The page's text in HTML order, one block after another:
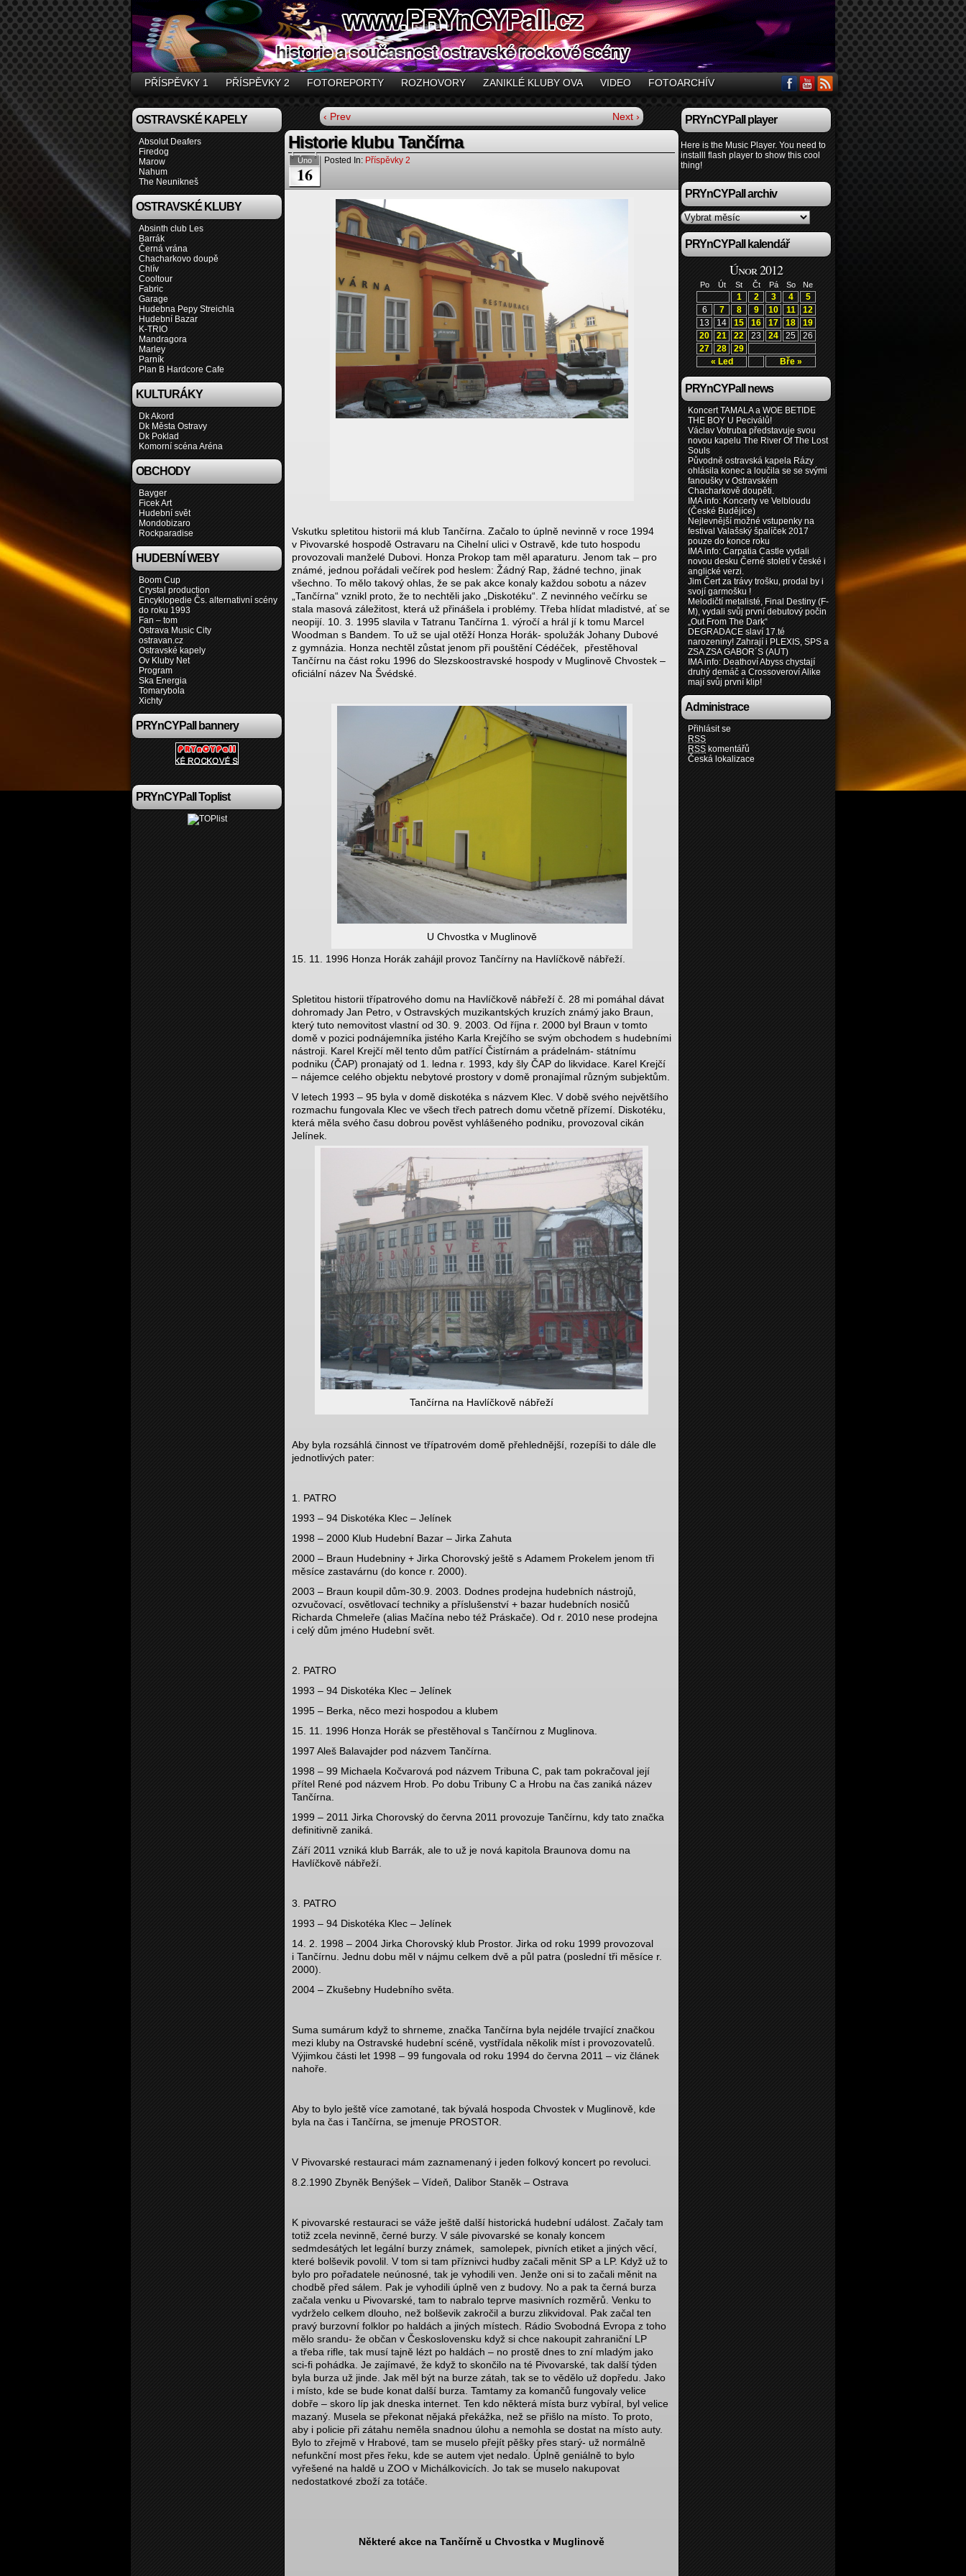
PŘÍSPĚVKY 1 PŘÍSPĚVKY 2 FOTOREPORTY ROZHOVORY ZANIKLÉ KLUBY OVA VIDEO FOTOARCHÍV
OSTRAVSKÉ KAPELY
Absolut Deafers
Firedog
Marow
Nahum
The Neunikneš
OSTRAVSKÉ KLUBY
Absinth club Les
Barrák
Černá vrána
Chacharkovo doupě
Chlív
Cooltour
Fabric
Garage
Hudebna Pepy Streichla
Hudební Bazar
K-TRIO
Mandragora
Marley
Parník
Plan B Hardcore Cafe
KULTURÁKY
Dk Akord
Dk Města Ostravy
Dk Poklad
Komorní scéna Aréna
OBCHODY
Bayger
Ficek Art
Hudební svět
Mondobizaro
Rockparadise
HUDEBNÍ WEBY
Boom Cup
Crystal production
Encyklopedie Čs. alternativní scény
do roku 1993
Fan – tom
Ostrava Music City
ostravan.cz
Ostravské kapely
Ov Kluby Net
Program
Ska Energia
Tomarybola
Xichty
PRYnCYPall bannery
PRYnCYPall Toplist
‹ Prev Next ›
Historie klubu Tančírna
Úno
16
Posted In: Příspěvky 2
Vskutku spletitou historii má klub Tančírna. Začalo to úplně nevinně v roce 1994
v Pivovarské hospodě Ostravaru na Cihelní ulici v Ostravě, kde tuto hospodu
provozovali manželé Dubovi. Honza Prokop tam měl aparaturu. Jenom tak – pro
známé, jednou pořádali večírek pod heslem: Žádný Rap, žádné techno, jinak
všechno. To mělo takový ohlas, že se pak akce konaly každou sobotu a název
„Tančírna“ vznikl proto, že to nechtěli jako „Diskotéku“. Z nevinného večírku se
stala masová záležitost, která už přinášela i problémy. Třeba hlídat mladistvé, ať se
neopijí. 10. 3. 1995 slavila v Tatranu Tančírna 1. výročí a hrál jí k tomu Marcel
Woodman s Bandem. To už se ujal otěží Honza Horák- spolužák Johany Dubové
z gymnázia. Honza nechtěl zůstat jenom při pouštění Cédéček, přestěhoval
Tančírnu na část roku 1996 do Slezskoostravské hospody v Muglinově Chvostek –
oficiální název Na Švédské.
U Chvostka v Muglinově
15. 11. 1996 Honza Horák zahájil provoz Tančírny na Havlíčkově nábřeží.
Spletitou historii třípatrového domu na Havlíčkově nábřeží č. 28 mi pomáhal dávat
dohromady Jan Petro, v Ostravských muzikantských kruzích známý jako Braun,
který tuto nemovitost vlastní od 30. 9. 2003. Od října r. 2000 byl Braun v tomto
domě v pozici podnájemníka jistého Karla Krejčího se svým obchodem s hudebními
nástroji. Karel Krejčí měl tento dům patřící Čistírnám a prádelnám- státnímu
podniku (ČAP) pronajatý od 1. ledna r. 1993, kdy šly ČAP do likvidace. Karel Krejčí
– nájemce celého objektu nebytové prostory v domě pronajímal různým subjektům.
V letech 1993 – 95 byla v domě diskotéka s názvem Klec. V době svého největšího
rozmachu fungovala Klec ve všech třech patrech domu včetně přízemí. Diskotéku,
která měla svého času dobrou pověst vyhlášeného podniku, provozoval cikán
Jelínek.
Tančírna na Havlíčkově nábřeží
Aby byla rozsáhlá činnost ve třípatrovém domě přehlednější, rozepíši to dále dle
jednotlivých pater:
1. PATRO
1993 – 94 Diskotéka Klec – Jelínek
1998 – 2000 Klub Hudební Bazar – Jirka Zahuta
2000 – Braun Hudebniny + Jirka Chorovský ještě s Adamem Prokelem jenom tři
měsíce zastavárnu (do konce r. 2000).
2003 – Braun koupil dům-30.9. 2003. Dodnes prodejna hudebních nástrojů,
ozvučovací, osvětlovací techniky a příslušenství + bazar hudebních nosičů
Richarda Chmeleře (alias Mačína nebo též Práskače). Od r. 2010 nese prodejna
i celý dům jméno Hudební svět.
2. PATRO
1993 – 94 Diskotéka Klec – Jelínek
1995 – Berka, něco mezi hospodou a klubem
15. 11. 1996 Honza Horák se přestěhoval s Tančírnou z Muglinova.
1997 Aleš Balavajder pod názvem Tančírna.
1998 – 99 Michaela Kočvarová pod názvem Tribuna C, pak tam pokračoval její
přítel René pod názvem Hrob. Po dobu Tribuny C a Hrobu na čas zaniká název
Tančírna.
1999 – 2011 Jirka Chorovský do června 2011 provozuje Tančírnu, kdy tato značka
definitivně zaniká.
Září 2011 vzniká klub Barrák, ale to už je nová kapitola Braunova domu na
Havlíčkově nábřeží.
3. PATRO
1993 – 94 Diskotéka Klec – Jelínek
14. 2. 1998 – 2004 Jirka Chorovský klub Prostor. Jirka od roku 1999 provozoval
i Tančírnu. Jednu dobu měl v nájmu celkem dvě a půl patra (poslední tři měsíce r.
2000).
2004 – Zkušebny Hudebního světa.
Suma sumárum když to shrneme, značka Tančírna byla nejdéle trvající značkou
mezi kluby na Ostravské hudební scéně, vystřídala několik míst i provozovatelů.
Výjimkou části let 1998 – 99 fungovala od roku 1994 do června 2011 – viz článek
nahoře.
Aby to bylo ještě více zamotané, tak bývalá hospoda Chvostek v Muglinově, kde
byla na čas i Tančírna, se jmenuje PROSTOR.
V Pivovarské restauraci mám zaznamenaný i jeden folkový koncert po revoluci.
8.2.1990 Zbyněk Benýšek – Vídeň, Dalibor Staněk – Ostrava
K pivovarské restauraci se váže ještě další historická hudební událost. Začaly tam
totiž zcela nevinně, černé burzy. V sále pivovarské se konaly koncem
sedmdesátých let legální burzy známek, samolepek, pivních etiket a jiných věcí,
které bolševik povolil. V tom si tam příznivci hudby začali měnit SP a LP. Když už to
bylo pro pořadatele neúnosné, tak je vyhodili ven. Jenže oni si to začali měnit na
chodbě před sálem. Pak je vyhodili úplně ven z budovy. No a pak ta černá burza
začala venku u Pivovarské, tam to nabralo teprve masivních rozměrů. Venku to
vydrželo celkem dlouho, než bolševik zakročil a burzu zlikvidoval. Pak začal ten
pravý burzovní folklor po haldách a jiných místech. Rádio Svobodná Evropa z toho
mělo srandu- že občan v Československu když si chce nakoupit zahraniční LP
a třeba rifle, tak musí tajně lézt po haldách – no prostě dnes to zní mladým jako
sci-fi pohádka. Je zajímavé, že když to skončilo na té Pivovarské, tak další týden
byla burza už jinde. Jak měl být na burze zátah, tak se to vědělo už dopředu. Jako
i místo, kde se bude konat další burza. Tamtamy za komančů fungovaly velice
dobře – skoro líp jak dneska internet. Ten kdo některá místa burz vybíral, byl velice
mazaný. Musela se překonat nějaká překážka, než se přišlo na místo. To proto,
aby i policie při zátahu neměla snadnou úlohu a nemohla se dostat na místo auty.
Bylo to zřejmě v Hrabové, tam se muselo přejít pěšky přes starý- už normálně
nefunkční most přes řeku, kde se autem vjet nedalo. Úplně geniálně to bylo
vyřešené na haldě u ZOO v Michálkovicích. Jo tak se muselo nakupovat
nedostatkové zboží za totáče.
Některé akce na Tančírně u Chvostka v Muglinově
PRYnCYPall player
Here is the Music Player. You need to
installl flash player to show this cool
thing!
PRYnCYPall archiv
PRYnCYPall kalendář
Únor 2012
Po Út St Čt Pá So Ne
« Led Bře »
1 2 3 4
5
6
7 8 9 10 11
12
13
14 15 16 17 18
19
20
21 22 23 24 25
26
27
28 29
PRYnCYPall news
Koncert TAMALA a WOE BETIDE
THE BOY U Peciválů!
Václav Votruba představuje svou
novou kapelu The River Of The Lost
Souls
Původně ostravská kapela Rázy
ohlásila konec a loučila se se svými
fanoušky v Ostravském
Chacharkově doupěti.
IMA info: Koncerty ve Velbloudu
(České Budějíce)
Nejlevnější možné vstupenky na
festival Valašský špalíček 2017
pouze do konce roku
IMA info: Carpatia Castle vydali
novou desku Černé století v české i
anglické verzi.
Jim Čert za trávy trošku, prodal by i
svojí garmošku !
Melodičtí metalisté, Final Destiny (F-
M), vydali svůj první debutový počin
„Out From The Dark“
DEGRADACE slaví 17.té
narozeniny! Zahrají i PLEXIS, SPS a
ZSA ZSA GABOR´S (AUT)
IMA info: Deathoví Abyss chystají
druhý demáč a Crossoveroví Alike
mají svůj první klip!
Administrace
Přihlásit se
RSS
RSS komentářů
Česká lokalizace